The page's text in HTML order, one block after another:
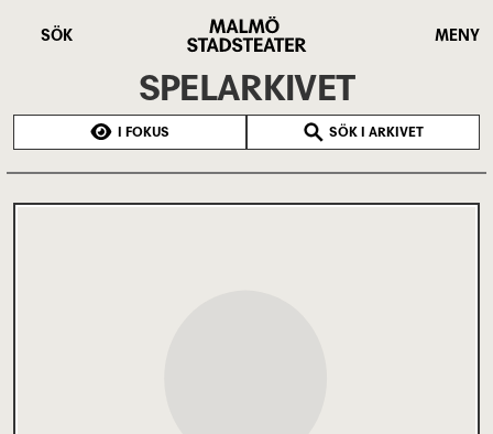
SÖK
Stadsteater
MENY
SPELARKIVET
I FOKUS SÖK I ARKIVET